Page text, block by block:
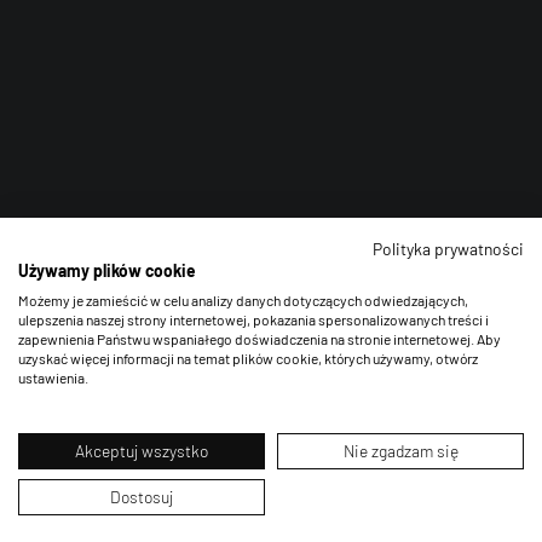
Polityka prywatności
Używamy plików cookie
Możemy je zamieścić w celu analizy danych dotyczących odwiedzających,
ulepszenia naszej strony internetowej, pokazania spersonalizowanych treści i
zapewnienia Państwu wspaniałego doświadczenia na stronie internetowej. Aby
uzyskać więcej informacji na temat plików cookie, których używamy, otwórz
ustawienia.
Akceptuj wszystko Nie zgadzam się
Dostosuj